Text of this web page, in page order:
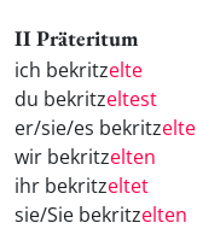
II Präteritum
ich bekritzelte
du bekritzeltest
er/sie/es bekritzelte
wir bekritzelten
ihr bekritzeltet
sie/Sie bekritzelten